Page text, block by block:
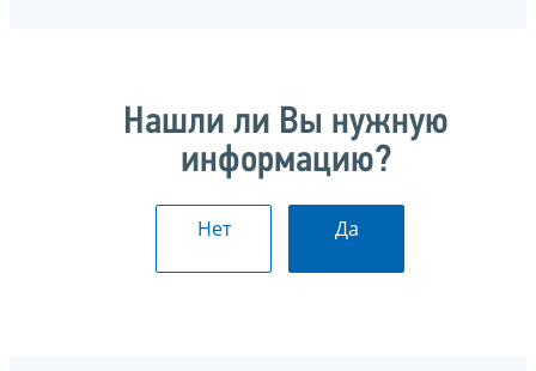
Нашли ли Вы нужную
информацию?
Нет Да